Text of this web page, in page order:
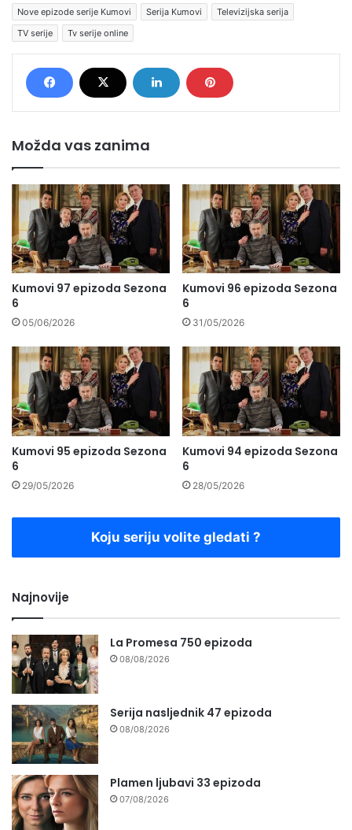
Nove epizode serije Kumovi Serija Kumovi
Televizijska serija
TV serije
Tv serije online
Možda vas zanima
Kumovi 97 epizoda Sezona
6
05/06/2026
Kumovi 96 epizoda Sezona
6
31/05/2026
Kumovi 95 epizoda Sezona
6
29/05/2026
Kumovi 94 epizoda Sezona
6
28/05/2026
Koju seriju volite gledati ?
Najnovije
La Promesa 750 epizoda
08/08/2026
Serija nasljednik 47 epizoda
08/08/2026
Plamen ljubavi 33 epizoda
07/08/2026